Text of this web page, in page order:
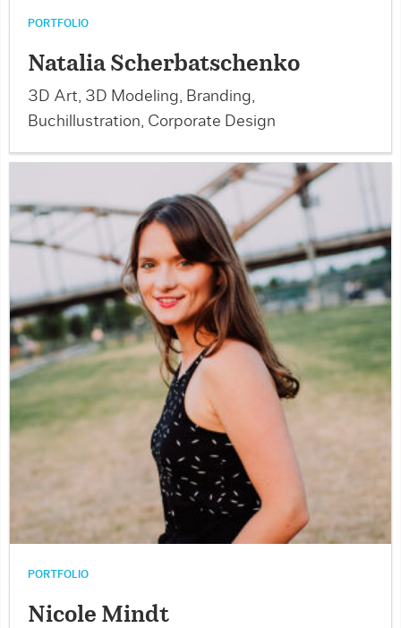
PORTFOLIO
Natalia Scherbatschenko
3D Art, 3D Modeling, Branding,
Buchillustration, Corporate Design
PORTFOLIO
Nicole Mindt